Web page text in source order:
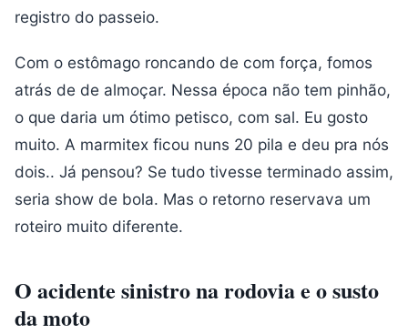
registro do passeio.
Com o estômago roncando de com força, fomos
atrás de de almoçar. Nessa época não tem pinhão,
o que daria um ótimo petisco, com sal. Eu gosto
muito. A marmitex ficou nuns 20 pila e deu pra nós
dois.. Já pensou? Se tudo tivesse terminado assim,
seria show de bola. Mas o retorno reservava um
roteiro muito diferente.
O acidente sinistro na rodovia e o susto
da moto